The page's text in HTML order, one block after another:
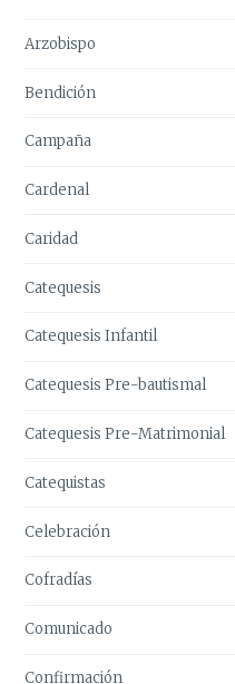
Arzobispo
Bendición
Campaña
Cardenal
Caridad
Catequesis
Catequesis Infantil
Catequesis Pre-bautismal
Catequesis Pre-Matrimonial
Catequistas
Celebración
Cofradías
Comunicado
Confirmación